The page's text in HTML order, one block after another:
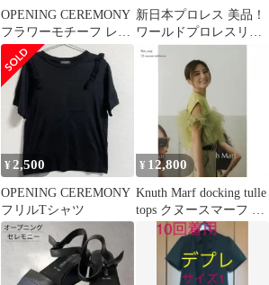
OPENING CEREMONY
フラワーモチーフ レザ
ーサンダル 37
新日本プロレス 美品！
ワールドプロレスリン
グ ラグランTシャツ サ
¥2,500
OPENING CEREMONY
フリルTシャツ
¥ 12,800
Knuth Marf docking tulle
tops クヌースマーフ 美